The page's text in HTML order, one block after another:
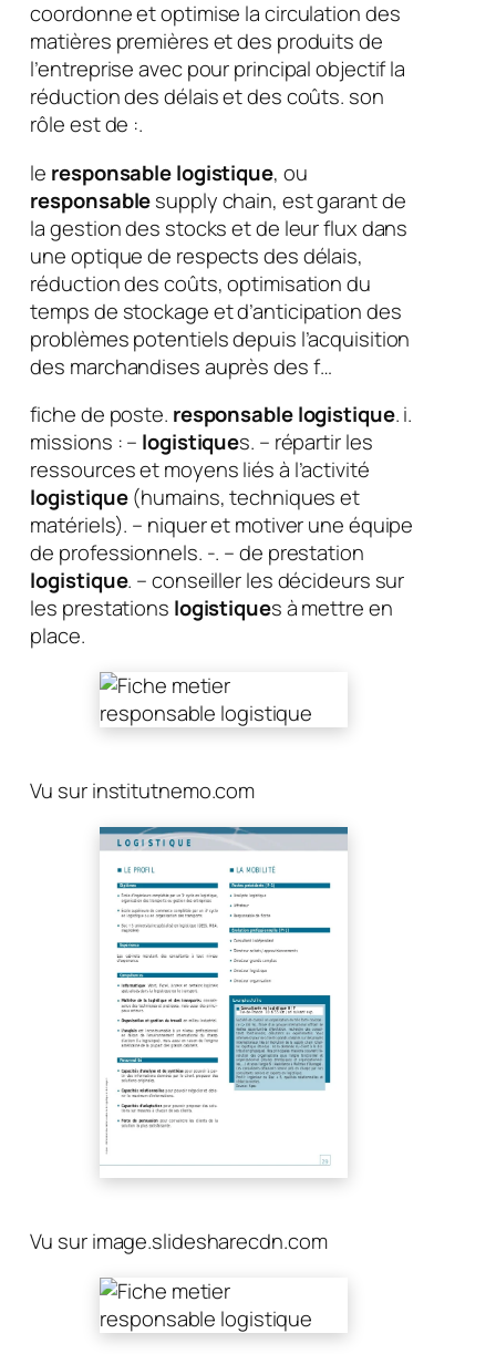
coordonne et optimise la circulation des
matières premières et des produits de
l’entreprise avec pour principal objectif la
réduction des délais et des coûts. son
rôle est de :.
le responsable logistique, ou
responsablesupply chain, est garant de
la gestion des stocks et de leur flux dans
une optique de respects des délais,
réduction des coûts, optimisation du
temps de stockage et d’anticipation des
problèmes potentiels depuis l’acquisition
des marchandises auprès des f…
fiche de poste. responsable logistique. i.
missions : – logistiques. – répartir les
ressources et moyens liés à l’activité
logistique(humains, techniques et
matériels). – niquer et motiver une équipe
de professionnels. -. – de prestation
logistique. – conseiller les décideurs sur
les prestations logistiques à mettre en
place.
Vu sur institutnemo.com
Vu sur image.slidesharecdn.com